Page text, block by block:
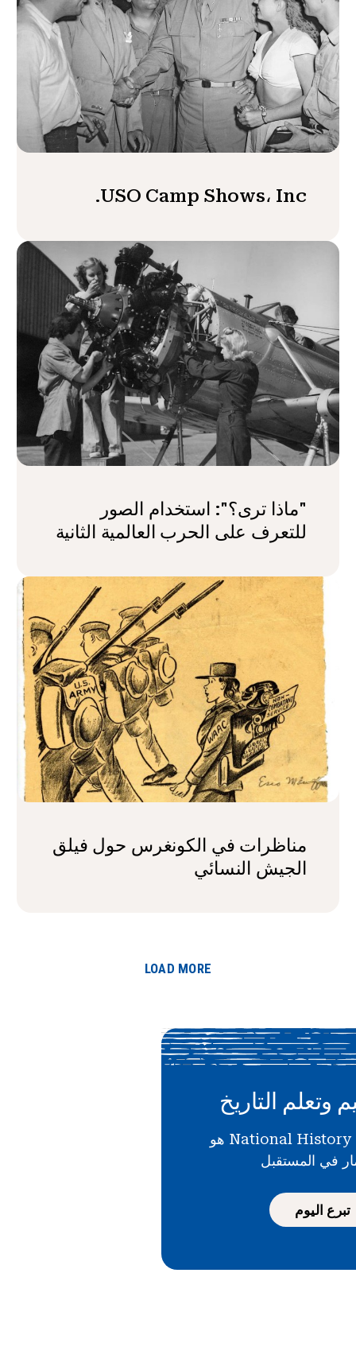
USO Camp Shows، Inc.
"ماذا ترى؟": استخدام الصور
للتعرف على الحرب العالمية الثانية
مناظرات في الكونغرس حول فيلق
الجيش النسائي
LOAD MORE
وتعلم التاريخ
دعمك لـ National History Day هو
في المستقبل
تبرع اليوم